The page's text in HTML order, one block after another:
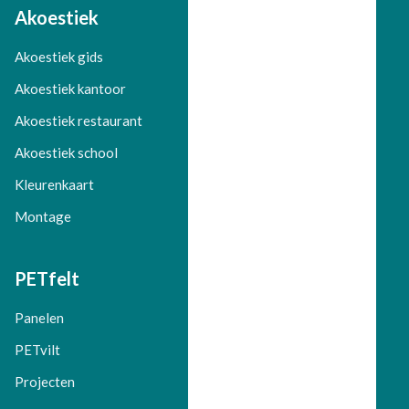
Akoestiek
Akoestiek gids
Akoestiek kantoor
Akoestiek restaurant
Akoestiek school
Kleurenkaart
Montage
PETfelt
Panelen
PETvilt
Projecten